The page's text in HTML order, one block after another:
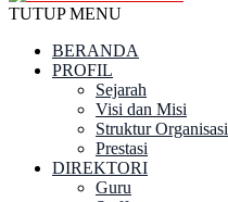
TUTUP MENU
BERANDA
PROFIL
Sejarah
Visi dan Misi
Struktur Organisasi
Prestasi
DIREKTORI
Guru